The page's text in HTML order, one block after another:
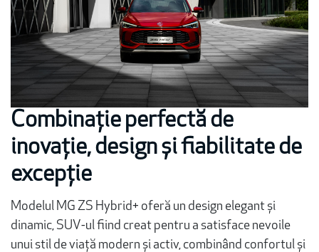
Combinație perfectă de
inovație, design și fiabilitate de
excepție
Modelul MG ZS Hybrid+ oferă un design elegant și
dinamic, SUV-ul fiind creat pentru a satisface nevoile
unui stil de viață modern și activ, combinând confortul și